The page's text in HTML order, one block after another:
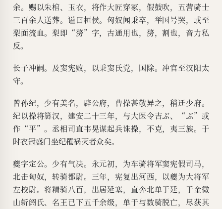
余。赐以朱棺、玉衣，将作大匠穿冢，假鼓吹，五营骑士
三百余人送葬。谥曰桓侯。匈奴闻秉卒，举国号哭，或至
梨面流血。梨即“剺”字，古通用也，剺，割也，音力私
反。
长子冲嗣。及窦宪败，以秉窦氏党，国除。冲官至汉阳太
守。
曾孙纪，少有美名，辟公府，曹操甚敬异之，稍迁少府。
纪以操将篡汉，建安二十三年，与大医令吉ぶ、“ぶ”或
作“平”。丞相司直韦晃谋起兵诛操，不克，夷三族。于
时衣冠盛门坐纪罹祸灭者众矣。
夔字定公。少有气决。永元初，为车骑将军窦宪假司马，
北击匈奴，转骑都尉。三年，宪复出河西，以夔为大将军
左校尉。将精骑八百，出居延塞，直奔北单于廷，于金微
山斩阏氏、名王已下五千余级，单于与数骑脱亡，尽获其